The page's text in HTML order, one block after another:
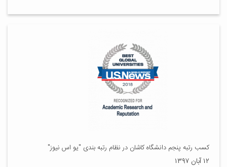
کسب رتبه پنجم دانشگاه کاشان در نظام رتبه بندی "یو اس نیوز"
۱۲ آبان ۱۳۹۷